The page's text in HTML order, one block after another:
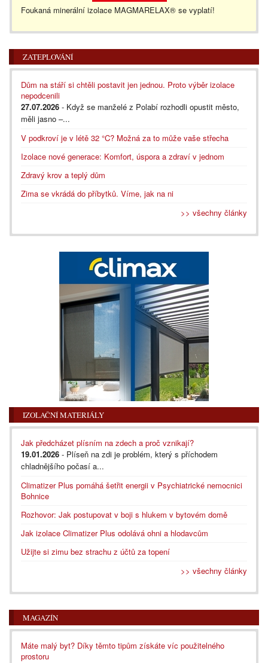
Foukaná minerální izolace MAGMARELAX® se vyplatí!
ZATEPLOVÁNÍ
Dům na stáří si chtěli postavit jen jednou. Proto výběr izolace
nepodcenili
27.07.2026 - Když se manželé z Polabí rozhodli opustit město,
měli jasno –...
V podkroví je v létě 32 °C? Možná za to může vaše střecha
Izolace nové generace: Komfort, úspora a zdraví v jednom
Zdravý krov a teplý dům
Zima se vkrádá do příbytků. Víme, jak na ni
>> všechny články
IZOLAČNÍ MATERIÁLY
Jak předcházet plísním na zdech a proč vznikají?
19.01.2026 - Plíseň na zdi je problém, který s příchodem
chladnějšího počasí a...
Climatizer Plus pomáhá šetřit energii v Psychiatrické nemocnici
Bohnice
Rozhovor: Jak postupovat v boji s hlukem v bytovém domě
Jak izolace Climatizer Plus odolává ohni a hlodavcům
Užijte si zimu bez strachu z účtů za topení
>> všechny články
MAGAZÍN
Máte malý byt? Díky těmto tipům získáte víc použitelného
prostoru